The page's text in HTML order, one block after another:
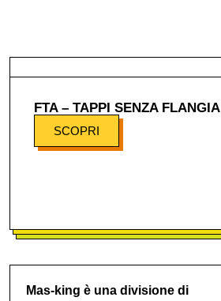
FTA – TAPPI SENZA FLANGIA
SCOPRI
Mas-king è una divisione di